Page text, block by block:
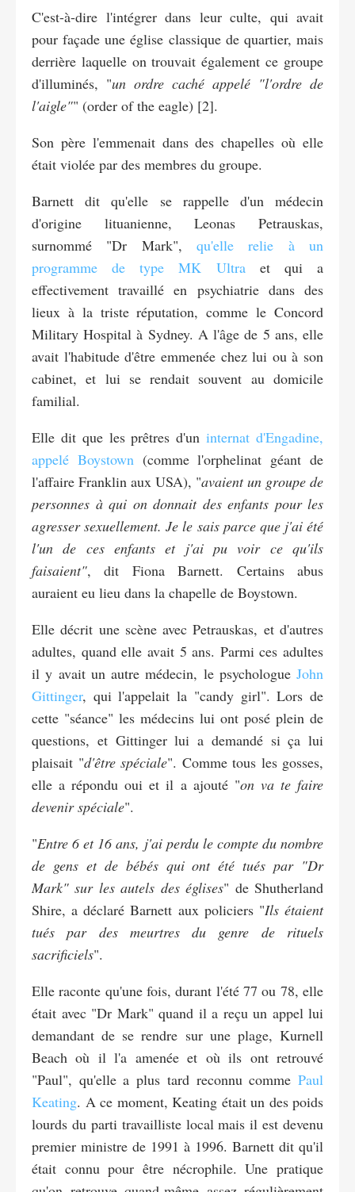
C'est-à-dire l'intégrer dans leur culte, qui avait
pour façade une église classique de quartier, mais
derrière laquelle on trouvait également ce groupe
d'illuminés, "un ordre caché appelé "l'ordre de
l'aigle"" (order of the eagle) [2].
Son père l'emmenait dans des chapelles où elle
était violée par des membres du groupe.
Barnett dit qu'elle se rappelle d'un médecin
d'origine lituanienne, Leonas Petrauskas,
surnommé "Dr Mark", qu'elle relie à un
programme de type MK Ultraet qui a
effectivement travaillé en psychiatrie dans des
lieux à la triste réputation, comme le Concord
Military Hospital à Sydney. A l'âge de 5 ans, elle
avait l'habitude d'être emmenée chez lui ou à son
cabinet, et lui se rendait souvent au domicile
familial.
Elle dit que les prêtres d'uninternat d'Engadine,
appelé Boystown (comme l'orphelinat géant de
l'affaire Franklin aux USA), "avaient un groupe de
personnes à qui on donnait des enfants pour les
agresser sexuellement. Je le sais parce que j'ai été
l'un de ces enfants et j'ai pu voir ce qu'ils
faisaient", dit Fiona Barnett. Certains abus
auraient eu lieu dans la chapelle de Boystown.
Elle décrit une scène avec Petrauskas, et d'autres
adultes, quand elle avait 5 ans. Parmi ces adultes
il y avait un autre médecin, le psychologue John
Gittinger, qui l'appelait la "candy girl". Lors de
cette "séance" les médecins lui ont posé plein de
questions, et Gittinger lui a demandé si ça lui
plaisait "d'être spéciale". Comme tous les gosses,
elle a répondu oui et il a ajouté "on va te faire
devenir spéciale".
"Entre 6 et 16 ans, j'ai perdu le compte du nombre
de gens et de bébés qui ont été tués par "Dr
Mark" sur les autels des églises" de Shutherland
Shire, a déclaré Barnett aux policiers "Ils étaient
tués par des meurtres du genre de rituels
sacrificiels".
Elle raconte qu'une fois, durant l'été 77 ou 78, elle
était avec "Dr Mark" quand il a reçu un appel lui
demandant de se rendre sur une plage, Kurnell
Beach où il l'a amenée et où ils ont retrouvé
"Paul", qu'elle a plus tard reconnu comme Paul
Keating. A ce moment, Keating était un des poids
lourds du parti travailliste local mais il est devenu
premier ministre de 1991 à 1996. Barnett dit qu'il
était connu pour être nécrophile. Une pratique